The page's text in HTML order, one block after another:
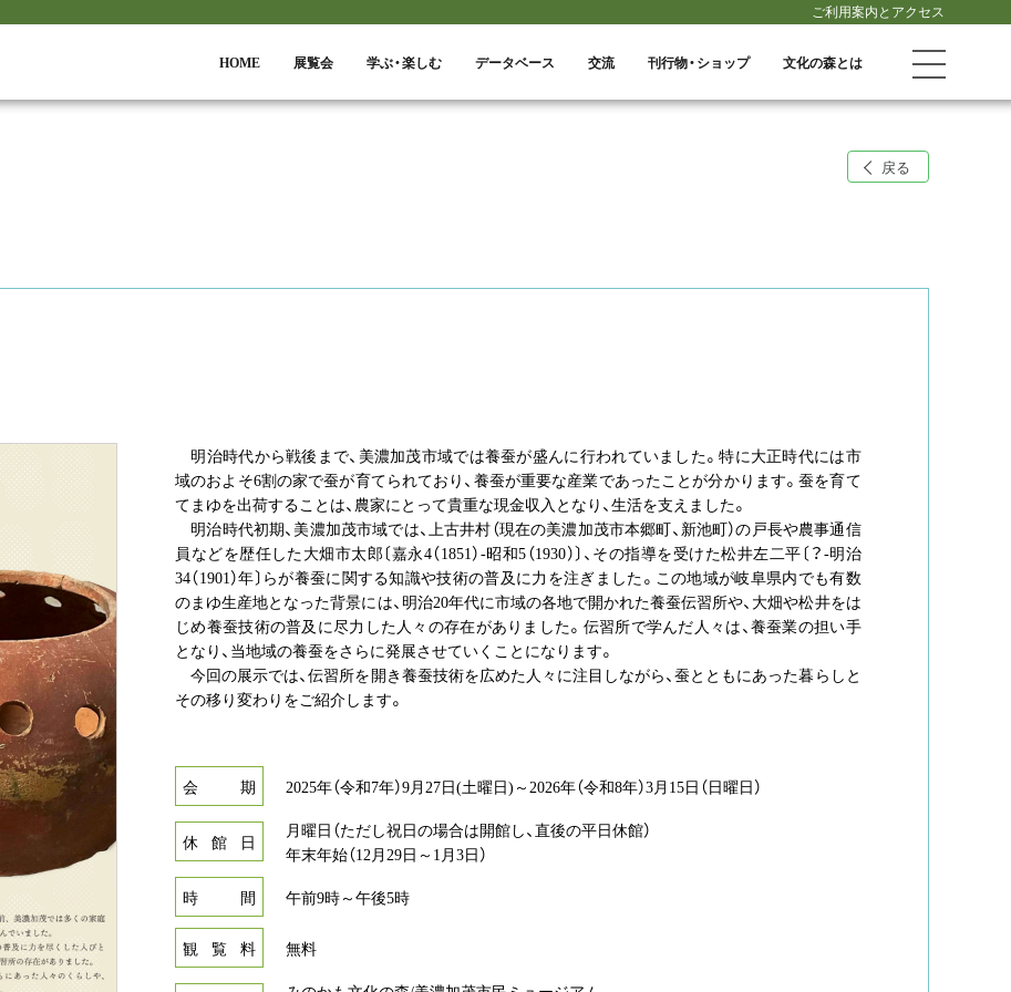
ご利用案内とアクセス
HOME 展覧会 学ぶ・楽しむ データベース 交流 刊行物・ショップ 文化の森とは
戻る
明治時代から戦後まで、美濃加茂市域では養蚕が盛んに行われていました。特に大正時代には市
域のおよそ6割の家で蚕が育てられており、養蚕が重要な産業であったことが分かります。蚕を育て
てまゆを出荷することは、農家にとって貴重な現金収入となり、生活を支えました。
明治時代初期、美濃加茂市域では、上古井村（現在の美濃加茂市本郷町、新池町）の戸長や農事通信
員などを歴任した大畑市太郎〔嘉永4（1851）-昭和5（1930）〕、その指導を受けた松井左二平〔？-明治
34（1901）年〕らが養蚕に関する知識や技術の普及に力を注ぎました。この地域が岐阜県内でも有数
のまゆ生産地となった背景には、明治20年代に市域の各地で開かれた養蚕伝習所や、大畑や松井をは
じめ養蚕技術の普及に尽力した人々の存在がありました。伝習所で学んだ人々は、養蚕業の担い手
となり、当地域の養蚕をさらに発展させていくことになります。
今回の展示では、伝習所を開き養蚕技術を広めた人々に注目しながら、蚕とともにあった暮らしと
その移り変わりをご紹介します。
会 期 2025年（令和7年）9月27日(土曜日)～2026年（令和8年）3月15日（日曜日）
休 館 日
月曜日（ただし祝日の場合は開館し、直後の平日休館）
年末年始（12月29日～1月3日）
時
間 午前9時～午後5時
観 覧 料 無料